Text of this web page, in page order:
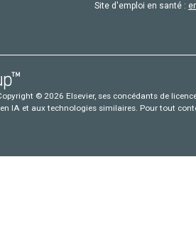
Site d'emploi en santé :
© 2026 Elsevier, ses concédants de
IA et aux technologies similaires. Pour tout